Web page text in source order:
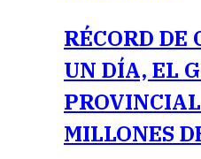
RÉCORD DE
UN DÍA, EL
MILLONES